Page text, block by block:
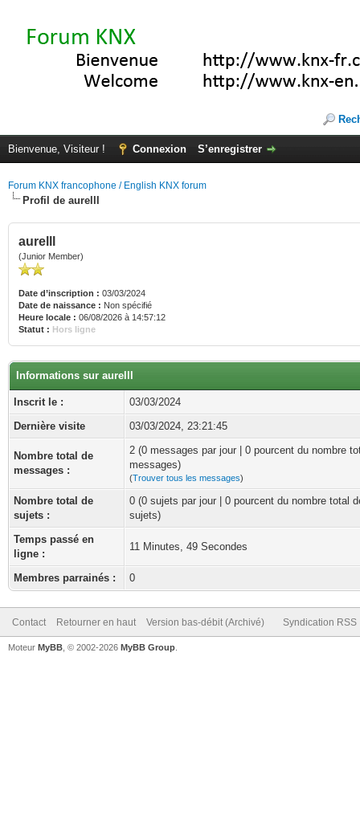
Bienvenue, Visiteur ! Connexion S’enregistrer
Forum KNX francophone / English KNX forum
Profil de aurelll
aurelll
(Junior Member)
Date d’inscription : 03/03/2024
Date de naissance : Non spécifié
Heure locale : 06/08/2026 à 14:57:12
Statut : Hors ligne
Informations sur aurelll
Inscrit le :
03/03/2024
Dernière visite
03/03/2024, 23:21:45
Nombre total de
messages :
2 (0 messages par jour | 0 pourcent du nombre
messages)
(Trouver tous les messages)
Nombre total de
sujets :
0 (0 sujets par jour | 0 pourcent du nombre total
sujets)
Temps passé en
ligne :
11 Minutes, 49 Secondes
Membres parrainés : 0
Contact Retourner en haut Version bas-débit (Archivé) Syndication RSS
Moteur MyBB , © 2002-2026 MyBB Group